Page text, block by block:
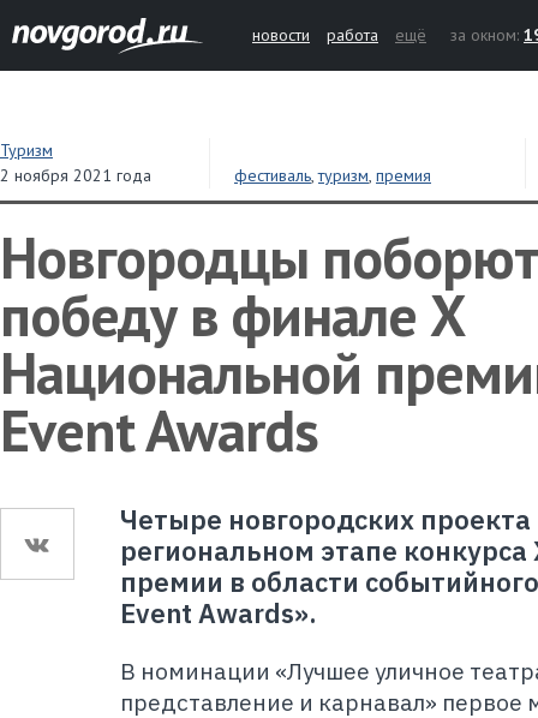
новости работа ещё за окном:
Туризм
2 ноября 2021 года
фестиваль,туризм, премия
Новгородцы
победу в финале X
Национальной
Event Awards
Четыре новгородских
региональном этапе
премии в области
Event Awards».
В номинации «Лучшее уличное
представление и карнавал» первое